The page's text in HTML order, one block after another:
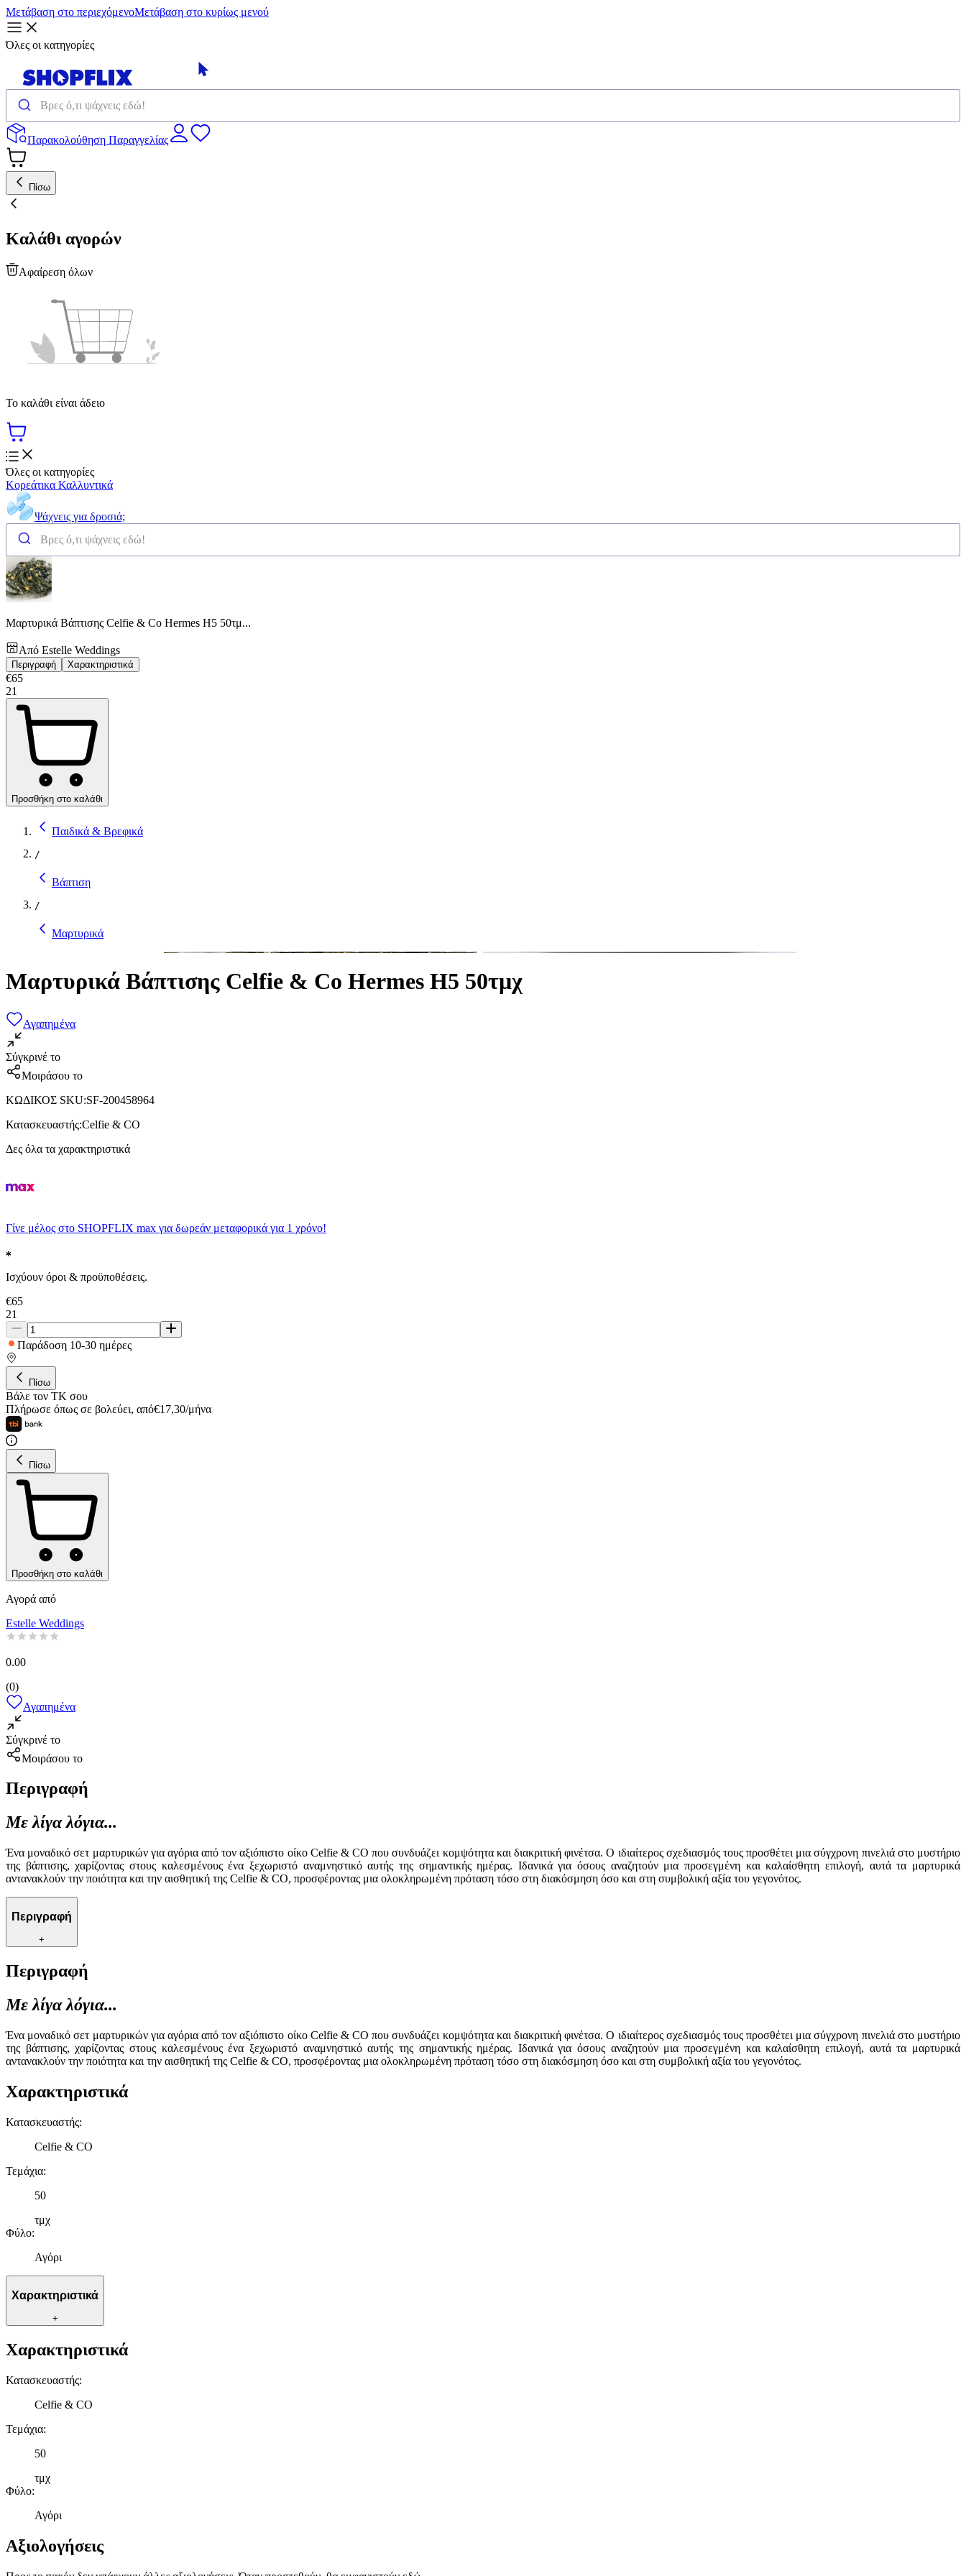
Μετάβαση στο περιεχόμενοΜετάβαση στο κυρίως μενού
Όλες οι κατηγορίες
Παρακολούθηση Παραγγελίας
Πίσω
Καλάθι αγορών
Αφαίρεση όλων
Το καλάθι είναι άδειο
Όλες οι κατηγορίες
Κορεάτικα Καλλυντικά
Ψάχνεις για δροσιά;
Μαρτυρικά Βάπτισης Celfie & Co Hermes H5 50τμ...
Από Estelle Weddings
Περιγραφή Χαρακτηριστικά
€65
21
Προσθήκη στο καλάθι
Παιδικά & Βρεφικά
/
Βάπτιση
/
Μαρτυρικά
Μαρτυρικά Βάπτισης Celfie & Co Hermes H5 50τμχ
Αγαπημένα
Σύγκρινέ το
Μοιράσου το
ΚΩΔΙΚΟΣ SKU:SF-200458964
Κατασκευαστής:Celfie & CO
Δες όλα τα χαρακτηριστικά
Γίνε μέλος στο SHOPFLIX max για δωρεάν μεταφορικά για 1 χρόνο!
Ισχύουν όροι & προϋποθέσεις.
€65
21
Παράδοση 10-30 ημέρες
Πίσω
Βάλε τον ΤΚ σου
Πλήρωσε όπως σε βολεύει, από€17,30/μήνα
Πίσω
Προσθήκη στο καλάθι
Αγορά από
Estelle Weddings
0.00
(0)
Αγαπημένα
Σύγκρινέ το
Μοιράσου το
Περιγραφή
Με λίγα λόγια...
Ένα μοναδικό σετ μαρτυρικών για αγόρια από τον αξιόπιστο οίκο Celfie & CO που συνδυάζει κομψότητα και διακριτική φινέτσα. Ο ιδιαίτερος σχεδιασμός τους προσθέτει μια σύγχρονη πινελιά στο μυστήριο
της βάπτισης, χαρίζοντας στους καλεσμένους ένα ξεχωριστό αναμνηστικό αυτής της σημαντικής ημέρας. Ιδανικά για όσους αναζητούν μια προσεγμένη και καλαίσθητη επιλογή, αυτά τα μαρτυρικά
αντανακλούν την ποιότητα και την αισθητική της Celfie & CO, προσφέροντας μια ολοκληρωμένη πρόταση τόσο στη διακόσμηση όσο και στη συμβολική αξία του γεγονότος.
Περιγραφή
+
Περιγραφή
Με λίγα λόγια...
Ένα μοναδικό σετ μαρτυρικών για αγόρια από τον αξιόπιστο οίκο Celfie & CO που συνδυάζει κομψότητα και διακριτική φινέτσα. Ο ιδιαίτερος σχεδιασμός τους προσθέτει μια σύγχρονη πινελιά στο μυστήριο
της βάπτισης, χαρίζοντας στους καλεσμένους ένα ξεχωριστό αναμνηστικό αυτής της σημαντικής ημέρας. Ιδανικά για όσους αναζητούν μια προσεγμένη και καλαίσθητη επιλογή, αυτά τα μαρτυρικά
αντανακλούν την ποιότητα και την αισθητική της Celfie & CO, προσφέροντας μια ολοκληρωμένη πρόταση τόσο στη διακόσμηση όσο και στη συμβολική αξία του γεγονότος.
Χαρακτηριστικά
Κατασκευαστής:
Celfie & CO
Τεμάχια:
50
τμχ
Φύλο:
Αγόρι
Χαρακτηριστικά
+
Χαρακτηριστικά
Κατασκευαστής:
Celfie & CO
Τεμάχια:
50
τμχ
Φύλο:
Αγόρι
Αξιολογήσεις